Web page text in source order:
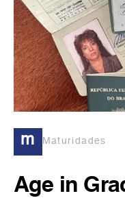
m Maturidades
Age in